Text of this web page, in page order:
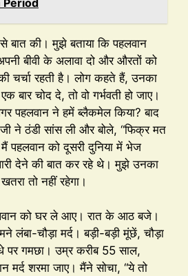
बात की। मुझे बताया कि पहलवान
बीवी के अलावा दो और औरतों को
चर्चा रहती है। लोग कहते हैं, उनका
बार चोद दे, तो वो गर्भवती हो जाए।
पहलवान ने हमें ब्लैकमेल किया? बाद
ने ठंडी सांस ली और बोले, “फिक्र मत
पहलवान को दूसरी दुनिया में भेज
देने की बात कर रहे थे। मुझे उनका
तो नहीं रहेगा।
को घर ले आए। रात के आठ बजे।
लंबा-चौड़ा मर्द। बड़ी-बड़ी मूंछें, चौड़ा
पर गमछा। उम्र करीब 55 साल,
मर्द शरमा जाए। मैंने सोचा, “ये तो